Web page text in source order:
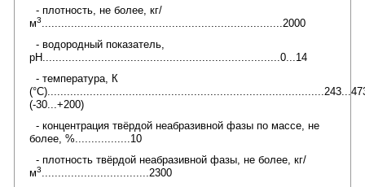
- плотность, не более, кг/
м3..........................................................................2000
- водородный показатель,
рН.........................................................................0...14
- температура, К
(-30...+200)
- концентрация твëрдой неабразивной фазы по массе, не
более, %.................10
- плотность твëрдой неабразивной фазы, не более, кг/
м3.................................2300